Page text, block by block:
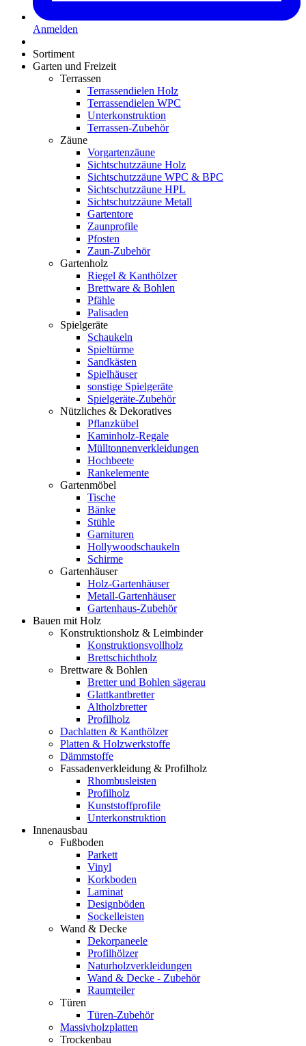
Anmelden
Sortiment
Garten und Freizeit
Terrassen
Terrassendielen Holz
Terrassendielen WPC
Unterkonstruktion
Terrassen-Zubehör
Zäune
Vorgartenzäune
Sichtschutzzäune Holz
Sichtschutzzäune WPC & BPC
Sichtschutzzäune HPL
Sichtschutzzäune Metall
Gartentore
Zaunprofile
Pfosten
Zaun-Zubehör
Gartenholz
Riegel & Kanthölzer
Brettware & Bohlen
Pfähle
Palisaden
Spielgeräte
Schaukeln
Spieltürme
Sandkästen
Spielhäuser
sonstige Spielgeräte
Spielgeräte-Zubehör
Nützliches & Dekoratives
Pflanzkübel
Kaminholz-Regale
Mülltonnenverkleidungen
Hochbeete
Rankelemente
Gartenmöbel
Tische
Bänke
Stühle
Garnituren
Hollywoodschaukeln
Schirme
Gartenhäuser
Holz-Gartenhäuser
Metall-Gartenhäuser
Gartenhaus-Zubehör
Bauen mit Holz
Konstruktionsholz & Leimbinder
Konstruktionsvollholz
Brettschichtholz
Brettware & Bohlen
Bretter und Bohlen sägerau
Glattkantbretter
Altholzbretter
Profilholz
Dachlatten & Kanthölzer
Platten & Holzwerkstoffe
Dämmstoffe
Fassadenverkleidung & Profilholz
Rhombusleisten
Profilholz
Kunststoffprofile
Unterkonstruktion
Innenausbau
Fußboden
Parkett
Vinyl
Korkboden
Laminat
Designböden
Sockelleisten
Wand & Decke
Dekorpaneele
Profilhölzer
Naturholzverkleidungen
Wand & Decke - Zubehör
Raumteiler
Türen
Türen-Zubehör
Massivholzplatten
Trockenbau